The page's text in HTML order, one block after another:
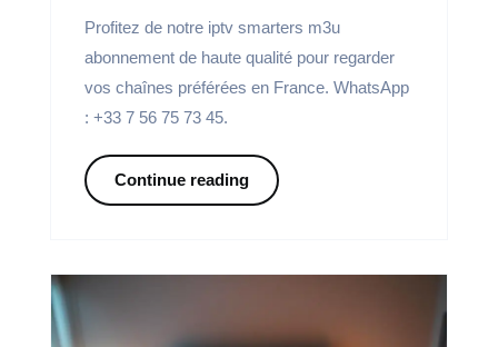
Profitez de notre iptv smarters m3u
abonnement de haute qualité pour regarder
vos chaînes préférées en France. WhatsApp
: +33 7 56 75 73 45.
Continue reading